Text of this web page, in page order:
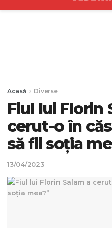
Acasă Diverse
Fiul lui Florin
cerut-o în
să fii soția
13/04/2023